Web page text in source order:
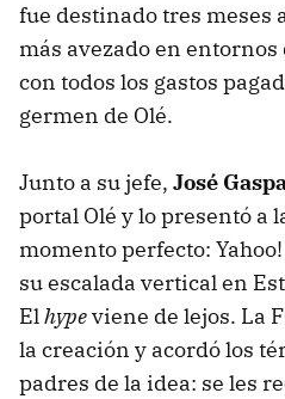
fue destinado tres meses
más avezado en
con todos los gastos
germen de Olé.
Junto a su jefe, José
portal Olé y lo presentó a
momento perfecto:
su escalada vertical en
Elhypeviene de lejos. La
la creación y acordó los
padres de la idea: se les